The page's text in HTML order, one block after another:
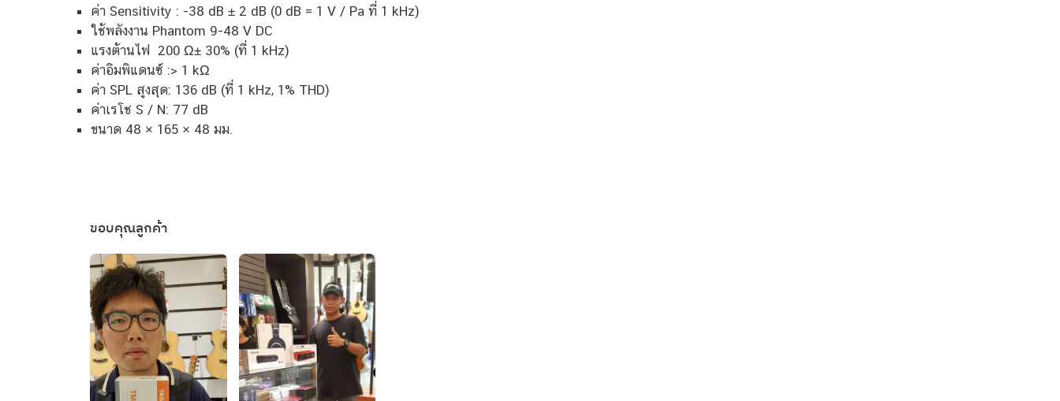
ค่า Sensitivity : -38 dB ± 2 dB (0 dB = 1 V / Pa ที่ 1 kHz)
ใช้พลังงาน Phantom 9-48 V DC
แรงต้านไฟ 200 Ω± 30% (ที่ 1 kHz)
ค่าอิมพิแดนซ์ :> 1 kΩ
ค่า SPL สูงสุด: 136 dB (ที่ 1 kHz, 1% THD)
ค่าเรโช S / N: 77 dB
ขนาด 48 × 165 × 48 มม.
ขอบคุณลูกค้า